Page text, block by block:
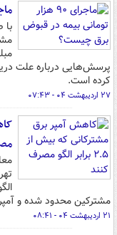
ماجرای ۹۰
پرسش‌هایی درباره علت
کرده است.
۲۷ اردیبهشت ۰۴ - ۰۷:۴۳
مشترکین محدود شده و
۲۱ اردیبهشت ۰۴ - ۰۸:۴۱